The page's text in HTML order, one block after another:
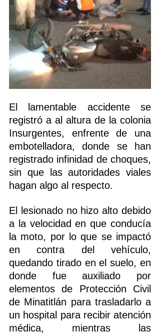
El lamentable accidente se
registró a al altura de la colonia
Insurgentes, enfrente de una
embotelladora, donde se han
registrado infinidad de choques,
sin que las autoridades viales
hagan algo al respecto.
El lesionado no hizo alto debido
a la velocidad en que conducía
la moto, por lo que se impactó
en contra del vehículo,
quedando tirado en el suelo, en
donde fue auxiliado por
elementos de Protección Civil
de Minatitlán para trasladarlo a
un hospital para recibir atención
médica, mientras las